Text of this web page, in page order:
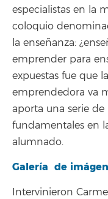
especialistas en la
coloquio
la enseñanza:
emprender para
expuestas fue que
emprendedora va
aporta una serie de
fundamentales en
alumnado.
Galería de
Intervinieron